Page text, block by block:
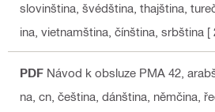
slovinština, švédština, thajština,
ina, vietnamština, čínština, srbština [
PDF Návod k obsluze PMA 42 ,
na, cn, čeština, dánština, němčina,